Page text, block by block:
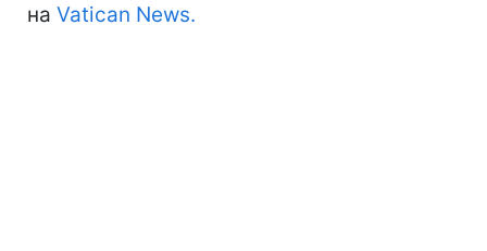
на Vatican News.